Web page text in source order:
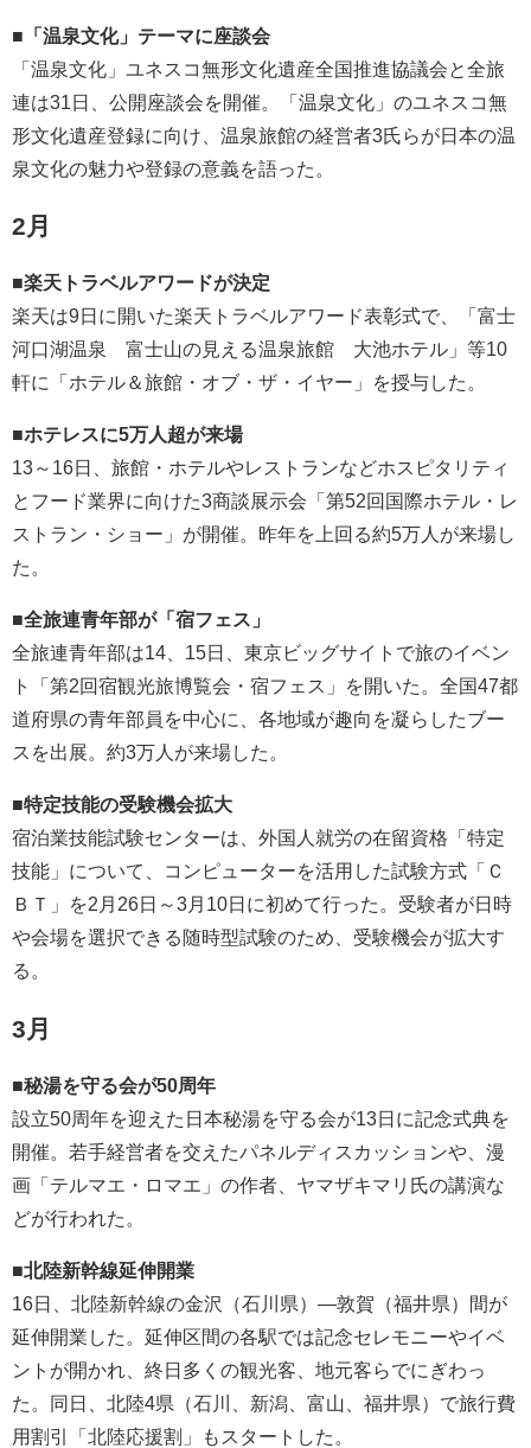
■「温泉文化」テーマに座談会
「温泉文化」ユネスコ無形文化遺産全国推進協議会と全旅
連は31日、公開座談会を開催。「温泉文化」のユネスコ無
形文化遺産登録に向け、温泉旅館の経営者3氏らが日本の温
泉文化の魅力や登録の意義を語った。
2月
■楽天トラベルアワードが決定
楽天は9日に開いた楽天トラベルアワード表彰式で、「富士
河口湖温泉 富士山の見える温泉旅館 大池ホテル」等10
軒に「ホテル＆旅館・オブ・ザ・イヤー」を授与した。
■ホテレスに5万人超が来場
13～16日、旅館・ホテルやレストランなどホスピタリティ
とフード業界に向けた3商談展示会「第52回国際ホテル・レ
ストラン・ショー」が開催。昨年を上回る約5万人が来場し
た。
■全旅連青年部が「宿フェス」
全旅連青年部は14、15日、東京ビッグサイトで旅のイベン
ト「第2回宿観光旅博覧会・宿フェス」を開いた。全国47都
道府県の青年部員を中心に、各地域が趣向を凝らしたブー
スを出展。約3万人が来場した。
■特定技能の受験機会拡大
宿泊業技能試験センターは、外国人就労の在留資格「特定
技能」について、コンピューターを活用した試験方式「Ｃ
ＢＴ」を2月26日～3月10日に初めて行った。受験者が日時
や会場を選択できる随時型試験のため、受験機会が拡大す
る。
3月
■秘湯を守る会が50周年
設立50周年を迎えた日本秘湯を守る会が13日に記念式典を
開催。若手経営者を交えたパネルディスカッションや、漫
画「テルマエ・ロマエ」の作者、ヤマザキマリ氏の講演な
どが行われた。
■北陸新幹線延伸開業
16日、北陸新幹線の金沢（石川県）―敦賀（福井県）間が
延伸開業した。延伸区間の各駅では記念セレモニーやイベ
ントが開かれ、終日多くの観光客、地元客らでにぎわっ
た。同日、北陸4県（石川、新潟、富山、福井県）で旅行費
用割引「北陸応援割」もスタートした。